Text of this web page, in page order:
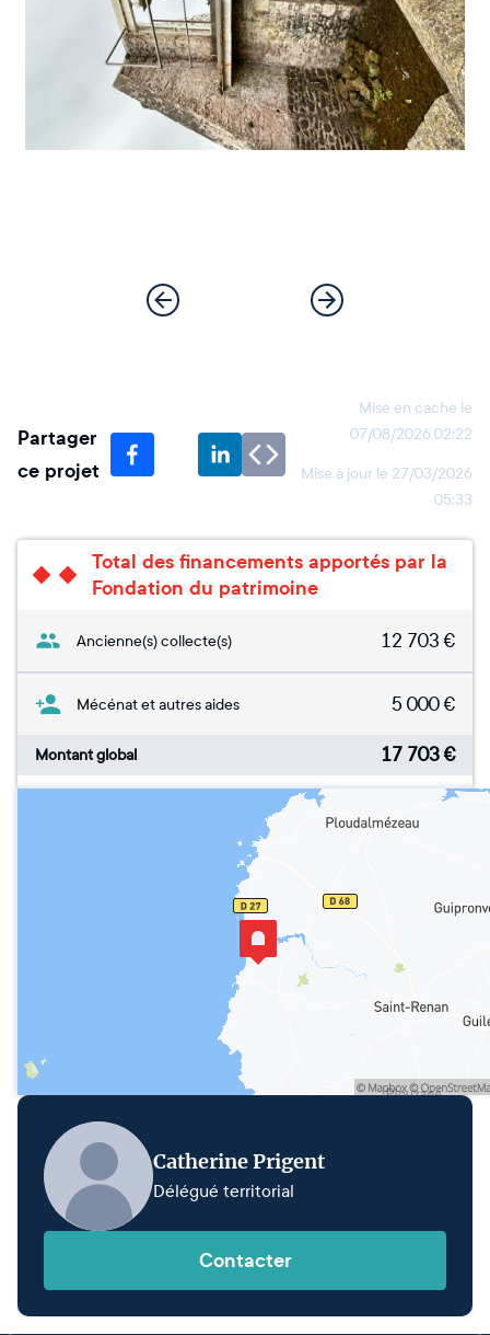
Partager
ce projet
Mise en cache le
07/08/2026 02:22
Mise à jour le 27/03/2026
05:33
Total des financements apportés par la
Fondation du patrimoine
Ancienne(s) collecte(s) 12 703 €
Mécénat et autres aides 5 000€
Montant global 17 703€
Catherine Prigent
Délégué territorial
Contacter